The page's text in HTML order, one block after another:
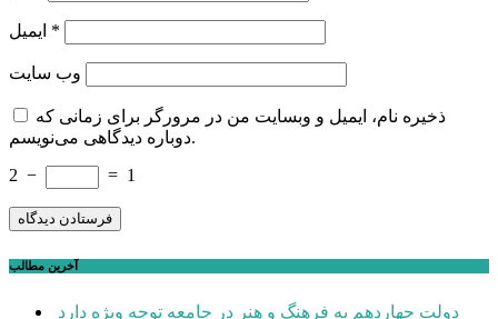
*
وب‌ سایت
ذخیره نام، ایمیل و وبسایت من در مرورگر برای زمانی که
دوباره دیدگاهی می‌نویسم.
2 − = 1
آخرین مطالب
دولت چهاردهم به فرهنگ و هنر در جامعه توجه ویژه دارد